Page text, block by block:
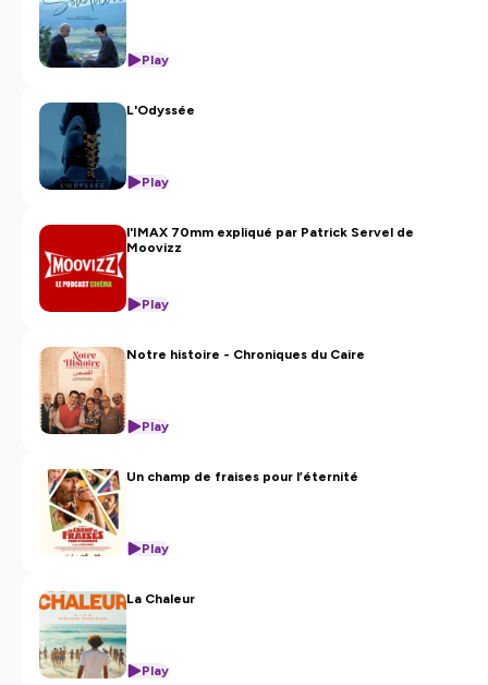
Play
L'Odyssée
Play
l'IMAX 70mm expliqué par Patrick Servel de
Moovizz
Play
Notre histoire - Chroniques du Caire
Play
Un champ de fraises pour l’éternité
Play
La Chaleur
Play